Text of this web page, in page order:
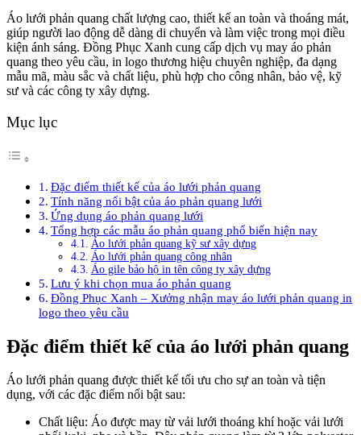
Áo lưới phản quang chất lượng cao, thiết kế an toàn và thoáng mát,
giúp người lao động dễ dàng di chuyển và làm việc trong mọi điều
kiện ánh sáng. Đồng Phục Xanh cung cấp dịch vụ may áo phản
quang theo yêu cầu, in logo thương hiệu chuyên nghiệp, đa dạng
mẫu mã, màu sắc và chất liệu, phù hợp cho công nhân, bảo vệ, kỹ
sư và các công ty xây dựng.
Mục lục
Đặc điểm thiết kế của áo lưới phản quang
Tính năng nổi bật của áo phản quang lưới
Ứng dụng áo phản quang lưới
Tổng hợp các mẫu áo phản quang phổ biến hiện nay
Áo lưới phản quang kỹ sư xây dựng
Áo lưới phản quang công nhân
Áo gile bảo hộ in tên công ty xây dựng
Lưu ý khi chọn mua áo phản quang
Đồng Phục Xanh – Xưởng nhận may áo lưới phản quang in
logo theo yêu cầu
Đặc điểm thiết kế của áo lưới phản quang
Áo lưới phản quang được thiết kế tối ưu cho sự an toàn và tiện
dụng, với các đặc điểm nổi bật sau:
Chất liệu: Áo được may từ vải lưới thoáng khí hoặc vải lưới